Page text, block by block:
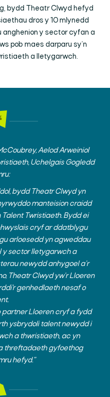
bydd Theatr Clwyd hefyd
dros y 10 mlynedd
anghenion y sector cyfan a
pob maes darparu sy’n
a lletygarwch.
Aelod Arweiniol
Uchelgais Gogledd
bydd Theatr Clwyd yn
manteision craidd
Twristiaeth. Bydd ei
cryf ar ddatblygu
arloesedd yn agweddau
y sector lletygarwch a
newydd anhygoel a’r
Theatr Clwyd yw’r Lloeren
genhedlaeth nesaf o
partner Lloeren cryf a fydd
ysbrydoli talent newydd i
a thwristiaeth, ac yn
threftadaeth gyfoethog
hefyd."